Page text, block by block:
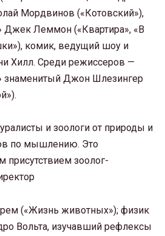
Мордвинов («Котовский»),
Джек Леммон («Квартира», «В
комик, ведущий шоу и
Хилл. Среди режиссеров —
знаменитый Джон Шлезингер
и зоологи от природы и
по мышлению. Это
зоолог-
(«Жизнь животных»); физик
Вольта, изучавший рефлексы